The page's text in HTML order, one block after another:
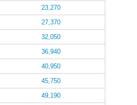
23,270
27,370
32,050
36,940
40,950
45,750
49,190